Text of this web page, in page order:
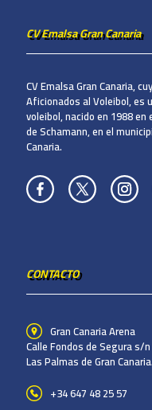
CV Emalsa Gran Canaria
CV Emalsa Gran Canaria,
Aficionados al Voleibol, es
voleibol, nacido en 1988
de Schamann, en el
Canaria.
CONTACTO
Gran Canaria Arena
Calle Fondos de Segura s/
Las Palmas de Gran Canaria.
+34 647 48 25 57